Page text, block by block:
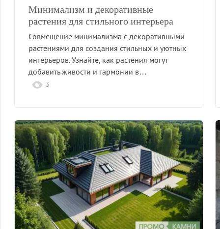
Минимализм и декоративные
растения для стильного интерьера
Совмещение минимализма с декоративными
растениями для создания стильных и уютных
интерьеров. Узнайте, как растения могут
добавить живости и гармонии в…
3